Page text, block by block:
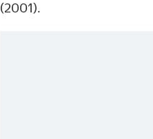
(2001).